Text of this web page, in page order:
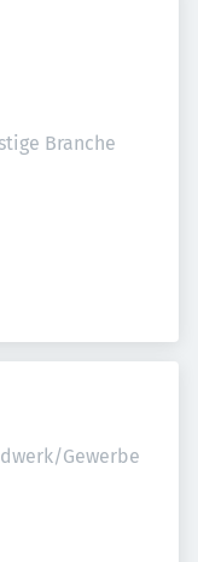
Branche
Gewerbe